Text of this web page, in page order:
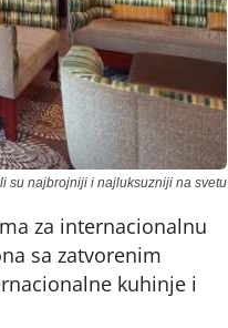
su najbrojniji i najluksuzniji na svetu
za internacionalnu
sa zatvorenim
kuhinje i